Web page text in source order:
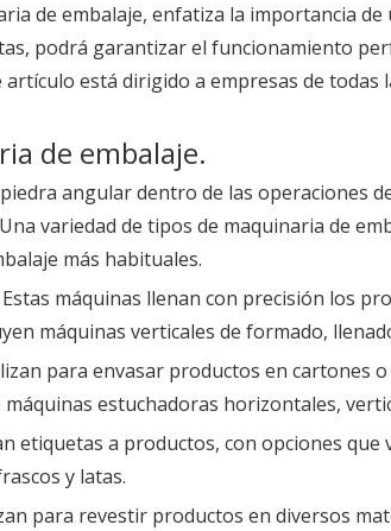
de embalaje, enfatiza la importancia
podrá garantizar el funcionamiento
está dirigido a empresas de
de embalaje.
angular dentro de las operaciones
variedad de tipos de maquinaria de
más habituales.
Estas máquinas llenan con precisión los
máquinas verticales de formado,
para envasar productos en cartones
estuchadoras horizontales,
etiquetas a productos, con opciones
y latas.
para revestir productos en diversos